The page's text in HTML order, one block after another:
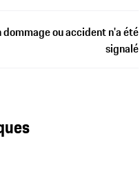
dommage ou accident n'a été
signalé